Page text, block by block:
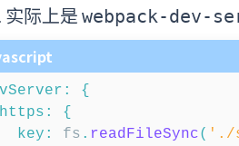
实际上是 webpack-dev-
:
{
https :
{
key : fs . readFileSync( './